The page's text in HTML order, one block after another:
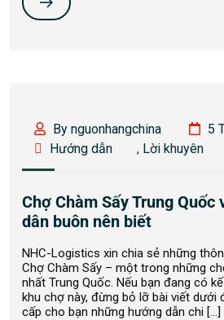
By nguonhangchina
5
Hướng dẫn
, Lời khuyên
Chợ Chàm Sấy Trung Quốc
dân buôn nên biết
NHC-Logistics xin chia sẻ những
Chợ Chàm Sấy – một trong những
nhất Trung Quốc. Nếu bạn đang có
khu chợ này, đừng bỏ lỡ bài viết dưới
cấp cho bạn những hướng dẫn chi […]